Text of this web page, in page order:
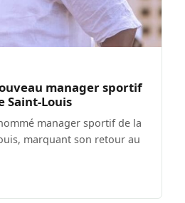
manager sportif
Saint-Louis
manager sportif de la
marquant son retour au